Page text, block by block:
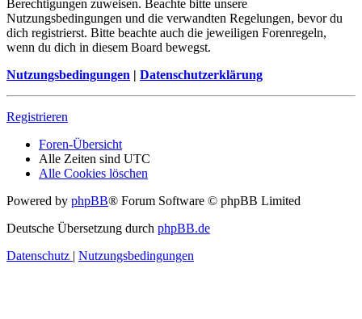
Berechtigungen zuweisen. Beachte bitte unsere
Nutzungsbedingungen und die verwandten Regelungen, bevor du
dich registrierst. Bitte beachte auch die jeweiligen Forenregeln,
wenn du dich in diesem Board bewegst.
Nutzungsbedingungen | Datenschutzerklärung
Registrieren
Foren-Übersicht
Alle Zeiten sind UTC
Alle Cookies löschen
Powered by phpBB® Forum Software © phpBB Limited
Deutsche Übersetzung durch phpBB.de
Datenschutz | Nutzungsbedingungen